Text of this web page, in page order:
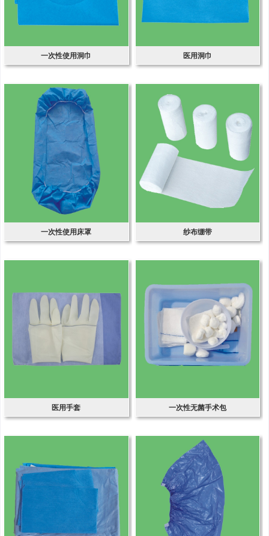
一次性使用洞巾 医用洞巾
一次性使用床罩 纱布绷带
医用手套 一次性无菌手术包